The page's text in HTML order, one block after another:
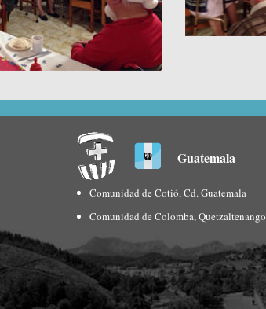
Guatemala
Comunidad de Cotió, Cd. Guatemala
Comunidad de Colomba, Quetzaltenango